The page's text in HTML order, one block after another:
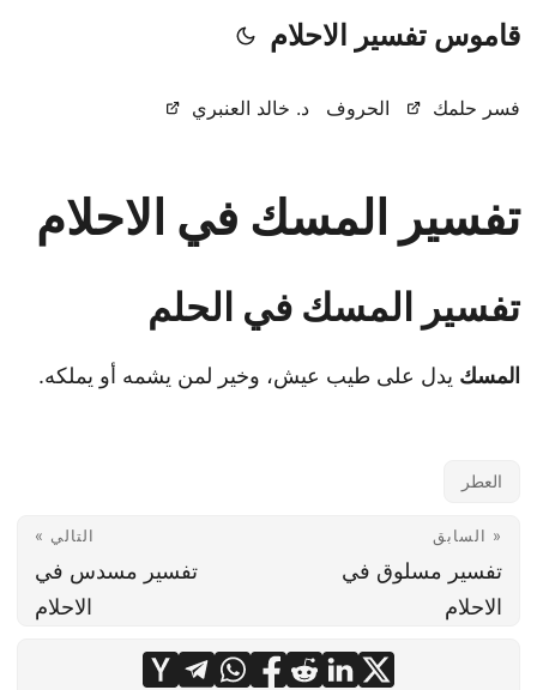
قاموس تفسير الاحلام
فسر حلمك الحروف د. خالد العنبري
تفسير المسك في الاحلام
تفسير المسك في الحلم
المسك يدل على طيب عيش، وخير لمن يشمه أو يملكه.
العطر
« السابق
تفسير مسلوق في
الاحلام
التالي »
تفسير مسدس في
الاحلام